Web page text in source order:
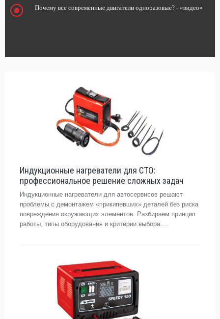
Почему все современные двигатели одноразовые? - «видео»
Индукционные нагреватели для СТО:
профессиональное решение сложных задач
Индукционные нагреватели для автосервисов решают
проблемы с демонтажем «прикипевших» деталей без риска
повреждения окружающих элементов. Разбираем принцип
работы, типы оборудования и критерии выбора....